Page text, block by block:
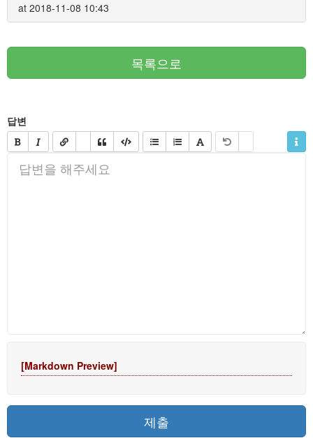
at 2018-11-08 10:43
목록으로
답변
[Markdown Preview]